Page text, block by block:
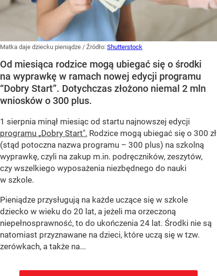
Matka daje dziecku pieniądze / Źródło: Shutterstock
Od miesiąca rodzice mogą ubiegać się o środki
na wyprawkę w ramach nowej edycji programu
“Dobry Start”. Dotychczas złożono niemal 2 mln
wniosków o 300 plus.
1 sierpnia minął miesiąc od startu najnowszej edycji
programu „Dobry Start". Rodzice mogą ubiegać się o 300 zł
(stąd potoczna nazwa programu – 300 plus) na szkolną
wyprawkę, czyli na zakup m.in. podręczników, zeszytów,
czy wszelkiego wyposażenia niezbędnego do nauki
w szkole.
Pieniądze przysługują na każde uczące się w szkole
dziecko w wieku do 20 lat, a jeżeli ma orzeczoną
niepełnosprawność, to do ukończenia 24 lat. Środki nie są
natomiast przyznawane na dzieci, które uczą się w tzw.
zerówkach, a także na...